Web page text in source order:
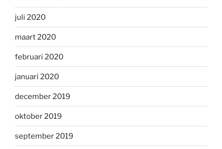
juli 2020
maart 2020
februari 2020
januari 2020
december 2019
oktober 2019
september 2019